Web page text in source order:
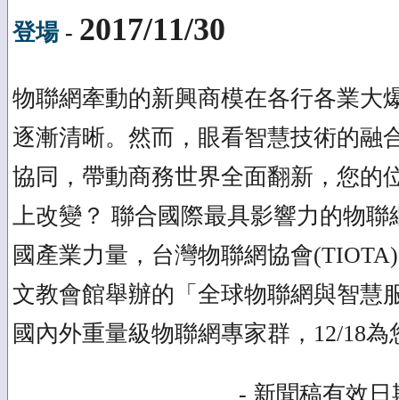
登場- 2017/11/30
物聯網牽動的新興商模在各行各業大
逐漸清晰。然而，眼看智慧技術的融
協同，帶動商務世界全面翻新，您的
上改變？ 聯合國際最具影響力的物聯
國產業力量，台灣物聯網協會
文教會館舉辦的「全球物聯網與智慧
國內外重量級物聯網專家群，12/18
- 新聞稿有效日